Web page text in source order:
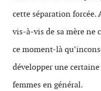
cette séparation forcée.
vis-à-vis de sa mère ne
ce moment-là
développer une
femmes en général.